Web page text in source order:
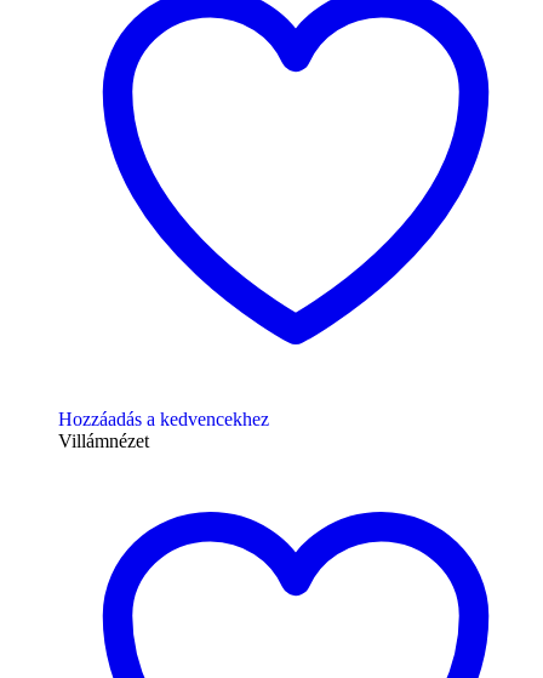
Hozzáadás a kedvencekhez
Villámnézet